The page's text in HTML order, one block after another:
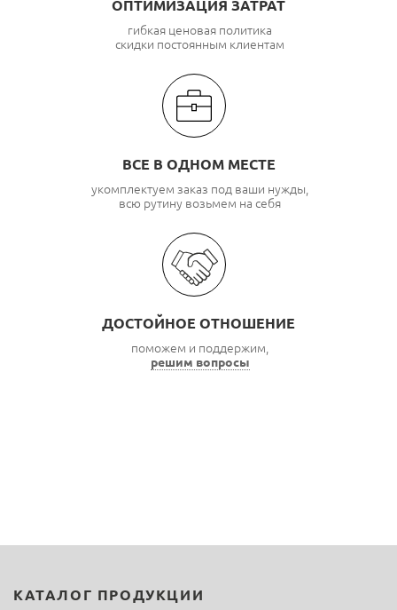
ОПТИМИЗАЦИЯ ЗАТРАТ
гибкая ценовая политика
скидки постоянным клиентам
ВСЕ В ОДНОМ МЕСТЕ
укомплектуем заказ под ваши нужды,
всю рутину возьмем на себя
ДОСТОЙНОЕ ОТНОШЕНИЕ
поможем и поддержим,
решим вопросы
КАТАЛОГ ПРОДУКЦИИ